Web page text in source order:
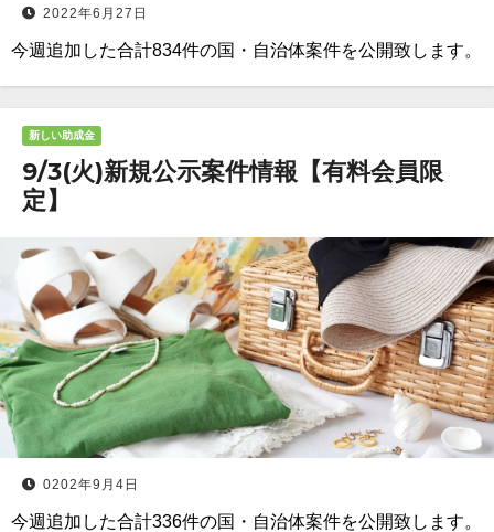
2022年6月27日
今週追加した合計834件の国・自治体案件を公開致します。
新しい助成金
9/3(火)新規公示案件情報【有料会員限
定】
0202年9月4日
今週追加した合計336件の国・自治体案件を公開致します。